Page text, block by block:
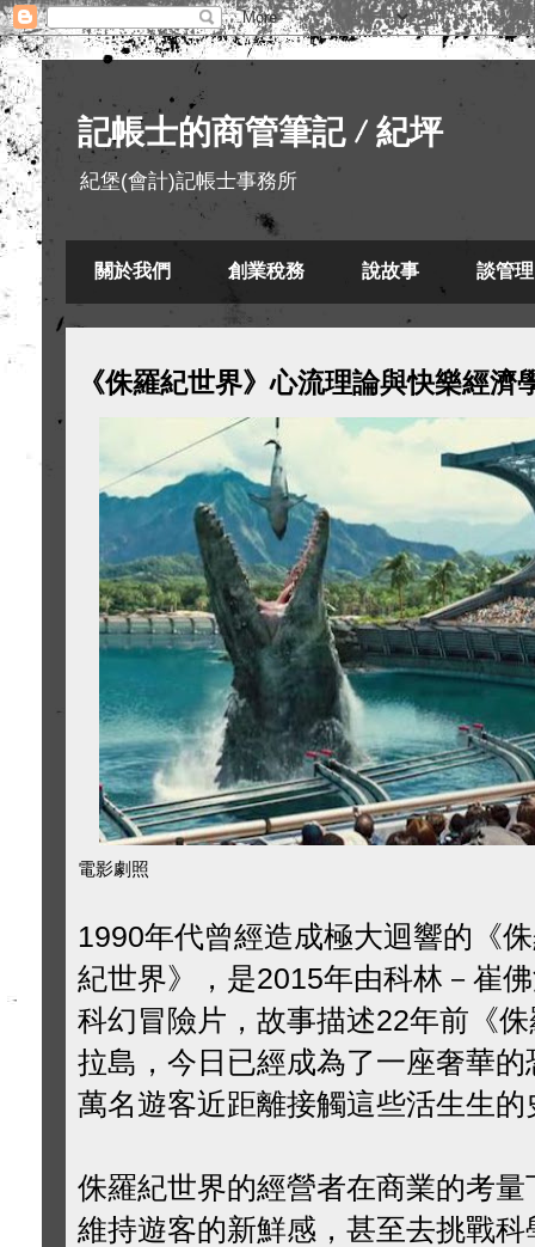
記帳士的商管筆記 / 紀坪
紀堡(會計)記帳士事務所
關於我們 創業稅務 說故事 談管理
《侏羅紀世界》心流理論與快樂經濟
電影劇照
1990年代曾經造成極大迴響的《
紀世界》，是2015年由科林－崔
科幻冒險片，故事描述22年前《
拉島，今日已經成為了一座奢華
萬名遊客近距離接觸這些活生生的
侏羅紀世界的經營者在商業的考
維持遊客的新鮮感，甚至去挑戰